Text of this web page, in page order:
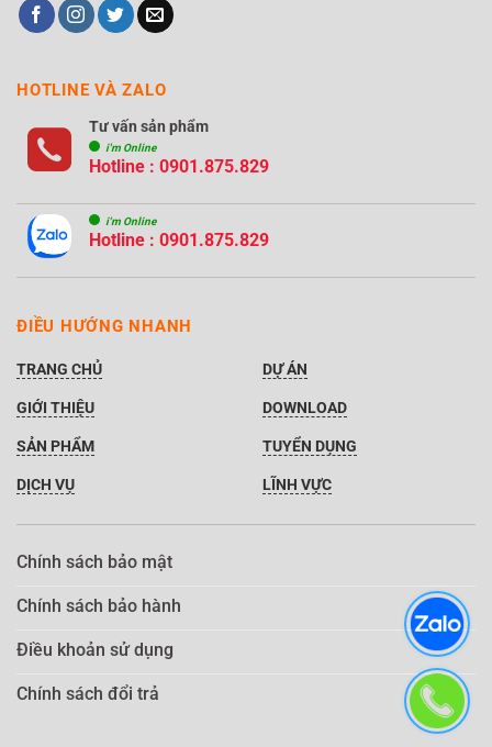
HOTLINE VÀ ZALO
Tư vấn sản phẩm
i'm Online
Hotline : 0901.875.829
i'm Online
Hotline : 0901.875.829
ĐIỀU HƯỚNG NHANH
TRANG CHỦ
GIỚI THIỆU
SẢN PHẨM
DỊCH VỤ
DỰ ÁN
DOWNLOAD
TUYỂN DỤNG
LĨNH VỰC
Chính sách bảo mật
Chính sách bảo hành
Điều khoản sử dụng
Chính sách đổi trả